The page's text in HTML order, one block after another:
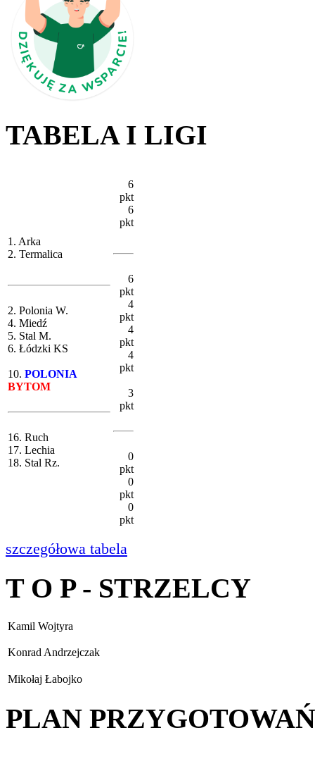
TABELA I LIGI
1. Arka
2. Termalica
2. Polonia W.
4. Miedź
5. Stal M.
6. Łódzki KS
10. POLONIA
BYTOM
16. Ruch
17. Lechia
18. Stal Rz.
6
pkt
6
pkt
6
pkt
4
pkt
4
pkt
4
pkt
3
pkt
0
pkt
0
pkt
0
pkt
szczegółowa tabela
T O P - STRZELCY
Kamil Wojtyra
Konrad Andrzejczak
Mikołaj Łabojko
PLAN PRZYGOTOWAŃ